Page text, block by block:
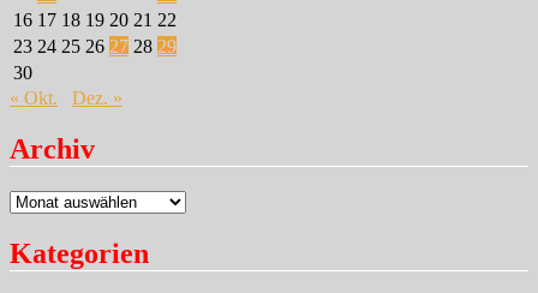
16 17 18 19 20 21 22
23 24 25 26 27 28 29
30
« Okt.
Dez. »
Archiv
Archiv
Kategorien